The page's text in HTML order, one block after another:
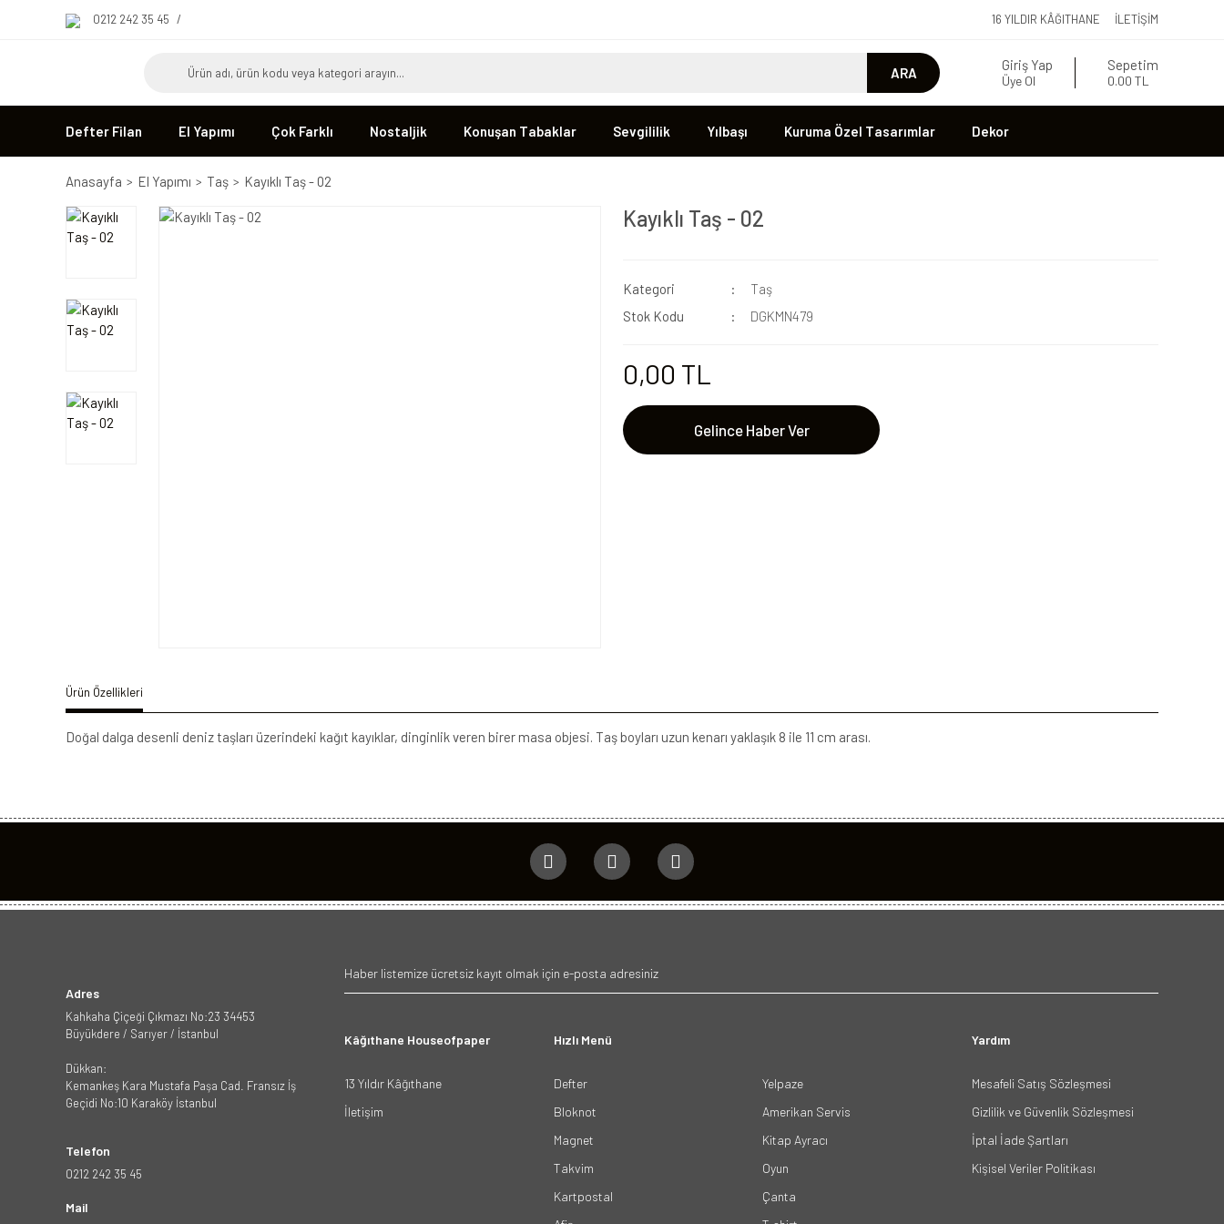
0212 242 35 45 / 16 YILDIR KÂĞITHANE İLETIŞIM
ARA Giriş Yap
Üye Ol
Sepetim
0.00 TL
Defter Filan El Yapımı Çok Farklı Nostaljik Konuşan Tabaklar Sevgililik Yılbaşı Kuruma Özel Tasarımlar Dekor
Anasayfa El Yapımı Taş Kayıklı Taş - 02
Kayıklı Taş - 02
Kategori
Taş
Stok Kodu
DGKMN479
0,00 TL
Gelince Haber Ver
Ürün Özellikleri
Doğal dalga desenli deniz taşları üzerindeki kağıt kayıklar, dinginlik veren birer masa objesi. Taş boyları uzun kenarı yaklaşık 8 ile 11 cm arası.
Adres
Kahkaha Çiçeği Çıkmazı No:23 34453
Büyükdere / Sarıyer / İstanbul
Dükkan:
Kemankeş Kara Mustafa Paşa Cad. Fransız İş
Geçidi No:10 Karaköy İstanbul
Telefon
0212 242 35 45
Mail
Kâğıthane Houseofpaper
13 Yıldır Kâğıthane
İletişim
Hızlı Menü
Defter
Bloknot
Magnet
Takvim
Kartpostal
Yelpaze
Amerikan Servis
Kitap Ayracı
Oyun
Çanta
Yardım
Mesafeli Satış Sözleşmesi
Gizlilik ve Güvenlik Sözleşmesi
İptal İade Şartları
Kişisel Veriler Politikası